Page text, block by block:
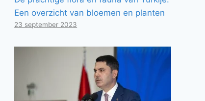
Een overzicht van bloemen en planten
23 september 2023